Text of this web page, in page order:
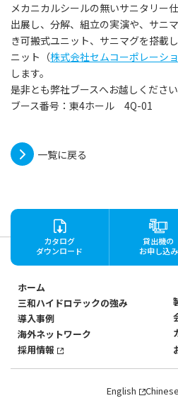
メカニカルシールの無いサニタリー
出展し、分解、組立の実演や、サニ
き可搬式ユニット、サニマグを搭載
ニット（株式会社セムコーポレーシ
します。
是非とも弊社ブースへお越しくださ
ブース番号：東4ホール 4Q-01
一覧に戻る
カタログ
ダウンロード
貸出機の
お申し込み
ホーム
三和ハイドロテックの強み
導入事例
海外ネットワーク
採用情報
English